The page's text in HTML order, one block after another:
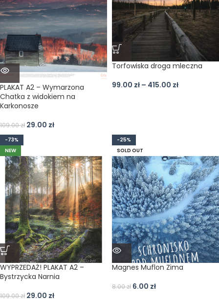
PLAKAT A2 – Wymarzona
Chatka z widokiem na
Karkonosze
109.00zł 29.00 zł
Torfowiska droga mleczna
99.00 zł – 415.00 zł
-73%
NEW
WYPRZEDAŻ! PLAKAT A2 –
Bystrzycka Narnia
109.00zł 29.00 zł
-25%
SOLD OUT
Magnes Muflon Zima
8.00zł 6.00 zł